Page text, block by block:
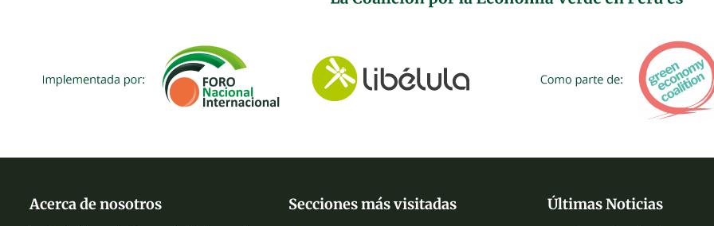
Acerca de nosotros Secciones más visitadas Últimas Noticias